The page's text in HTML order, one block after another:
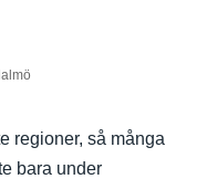
regioner, så många
bara under